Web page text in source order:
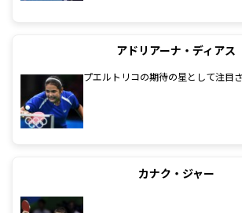
アドリアーナ・ディアス
プエルトリコの期待の星として注目
カナク・ジャー